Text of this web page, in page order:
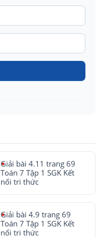
Giải bài 4.11 trang 69
Toán 7 Tập 1 SGK Kết
nối tri thức
Giải bài 4.9 trang 69
Toán 7 Tập 1 SGK Kết
nối tri thức